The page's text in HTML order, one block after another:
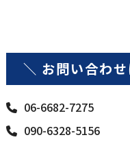
＼ お問い合わ
06-6682-7275
090-6328-5156